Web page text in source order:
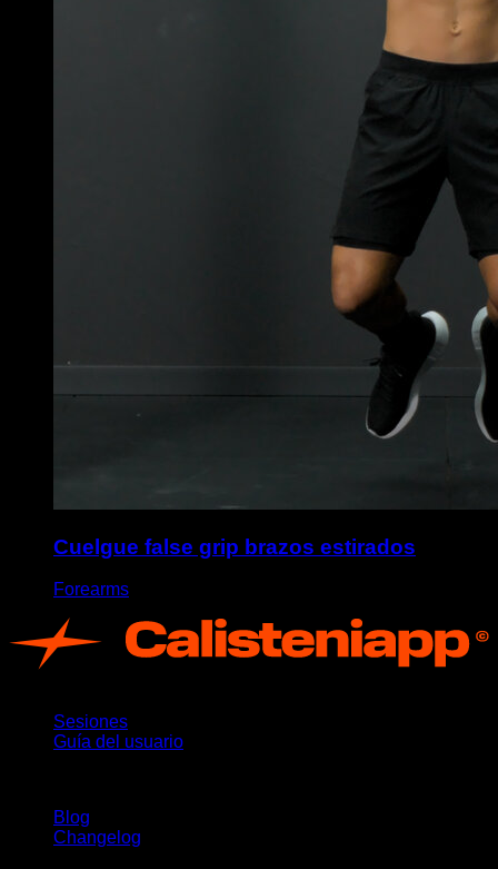
Cuelgue false grip brazos estirados
Forearms
Sesiones
Guía del usuario
Blog
Changelog